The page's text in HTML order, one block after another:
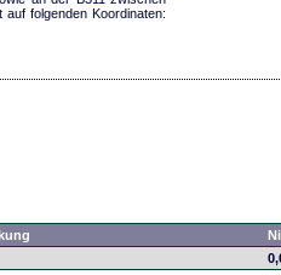
folgenden Koordinaten: